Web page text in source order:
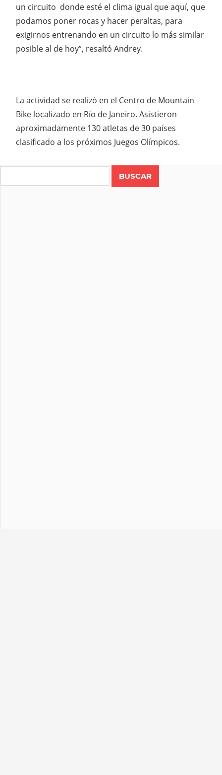
un circuito donde esté el clima igual que aquí, que
podamos poner rocas y hacer peraltas, para
exigirnos entrenando en un circuito lo más similar
posible al de hoy”, resaltó Andrey.
La actividad se realizó en el Centro de Mountain
Bike localizado en Río de Janeiro. Asistieron
aproximadamente 130 atletas de 30 países
clasificado a los próximos Juegos Olímpicos.